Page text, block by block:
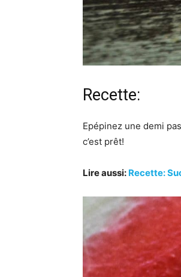
Recette:
Epépinez une demi
c’est prêt!
Lire aussi: Recette: